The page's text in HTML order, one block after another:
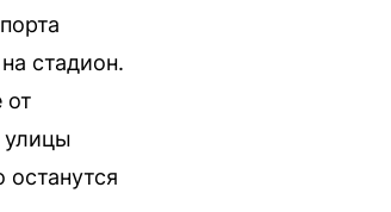
стадион.
от
улицы